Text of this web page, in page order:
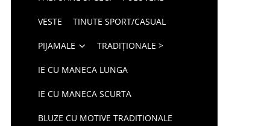
VESTE TINUTE SPORT/CASUAL
PIJAMALE TRADIȚIONALE >
IE CU MANECA LUNGA
IE CU MANECA SCURTA
BLUZE CU MOTIVE TRADITIONALE